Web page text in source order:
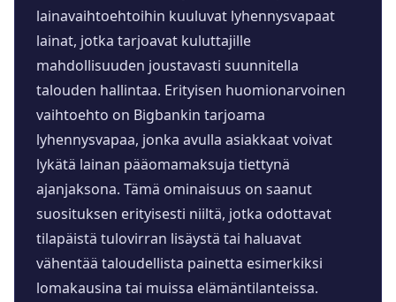
lainavaihtoehtoihin kuuluvat lyhennysvapaat
lainat, jotka tarjoavat kuluttajille
mahdollisuuden joustavasti suunnitella
talouden hallintaa. Erityisen huomionarvoinen
vaihtoehto on Bigbankin tarjoama
lyhennysvapaa, jonka avulla asiakkaat voivat
lykätä lainan pääomamaksuja tiettynä
ajanjaksona. Tämä ominaisuus on saanut
suosituksen erityisesti niiltä, jotka odottavat
tilapäistä tulovirran lisäystä tai haluavat
vähentää taloudellista painetta esimerkiksi
lomakausina tai muissa elämäntilanteissa.